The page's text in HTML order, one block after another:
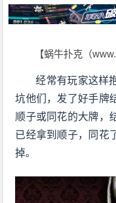
【蜗牛扑克（
经常有玩家这样
坑他们，发了好手牌
顺子或同花的大牌，
已经拿到顺子，同花
掉。